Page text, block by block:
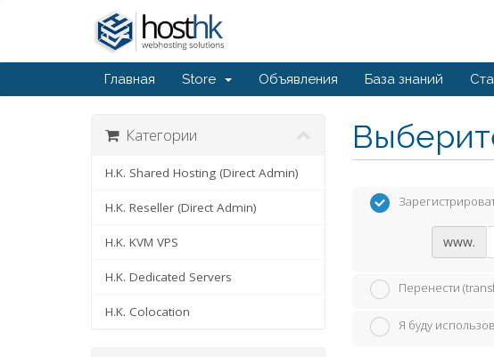
Главная Store Объявления База знаний
Категории
H.K. Shared Hosting (Direct Admin)
H.K. Reseller (Direct Admin)
H.K. KVM VPS
H.K. Dedicated Servers
H.K. Colocation
www.
Перенести
Я буду